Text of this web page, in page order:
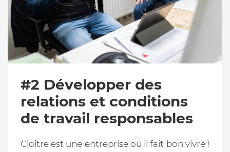
#2 Développer des
relations et conditions
de travail responsables
Cloître est une entreprise où il fait bon vivre !